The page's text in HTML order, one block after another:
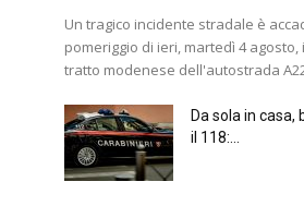
Un tragico incidente stradale è
pomeriggio di ieri, martedì 4 agosto,
tratto modenese dell'autostrada
Da sola in casa,
il 118:...